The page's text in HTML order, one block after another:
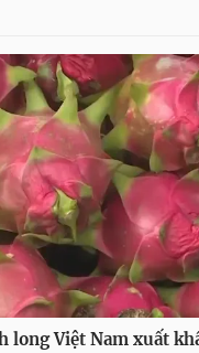
024-7300.7108
long Việt Nam xuất